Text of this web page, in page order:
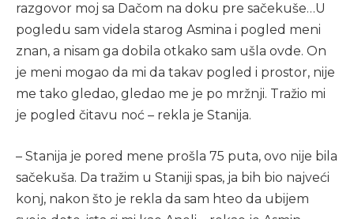
razgovor moj sa Dačom na doku pre sačekuše…U
pogledu sam videla starog Asmina i pogled meni
znan, a nisam ga dobila otkako sam ušla ovde. On
je meni mogao da mi da takav pogled i prostor, nije
me tako gledao, gledao me je po mržnji. Tražio mi
je pogled čitavu noć – rekla je Stanija.
– Stanija je pored mene prošla 75 puta, ovo nije bila
sačekuša. Da tražim u Staniji spas, ja bih bio najveći
konj, nakon što je rekla da sam hteo da ubijem